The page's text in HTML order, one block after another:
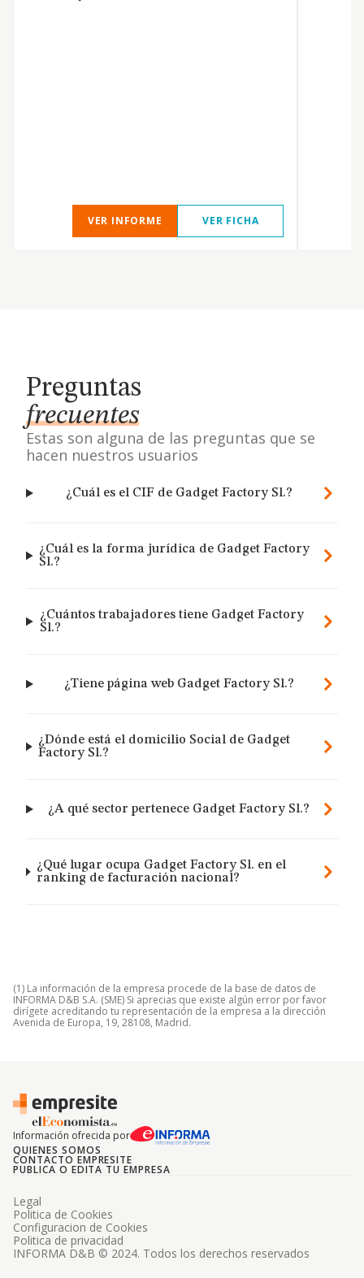
VER INFORME VER FICHA
Preguntas
frecuentes
Estas son alguna de las preguntas que se
hacen nuestros usuarios
¿Cuál es el CIF de Gadget Factory Sl.?
¿Cuál es la forma jurídica de Gadget Factory
Sl.?
¿Cuántos trabajadores tiene Gadget Factory
Sl.?
¿Tiene página web Gadget Factory Sl.?
¿Dónde está el domicilio Social de Gadget
Factory Sl.?
¿A qué sector pertenece Gadget Factory Sl.?
¿Qué lugar ocupa Gadget Factory Sl. en el
ranking de facturación nacional?
(1) La información de la empresa procede de la base de datos de
INFORMA D&B S.A. (SME) Si aprecias que existe algún error por favor
dirígete acreditando tu representación de la empresa a la dirección
Avenida de Europa, 19, 28108, Madrid.
Información ofrecida por
QUIENES SOMOS
CONTACTO EMPRESITE
PUBLICA O EDITA TU EMPRESA
INFORMA D&B © 2024. Todos los derechos reservados
Legal
Politica de Cookies
Configuracion de Cookies
Politica de privacidad